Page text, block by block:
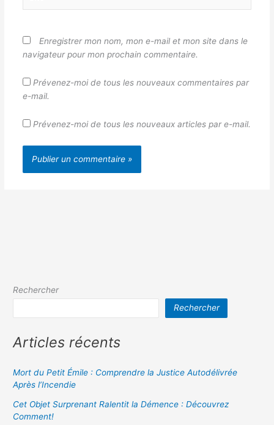
Enregistrer mon nom, mon e-mail et mon site dans le
navigateur pour mon prochain commentaire.
Prévenez-moi de tous les nouveaux commentaires par
e-mail.
Prévenez-moi de tous les nouveaux articles par e-mail.
Rechercher
Rechercher
Articles récents
Mort du Petit Émile : Comprendre la Justice Autodélivrée
Après l’Incendie
Cet Objet Surprenant Ralentit la Démence : Découvrez
Comment!